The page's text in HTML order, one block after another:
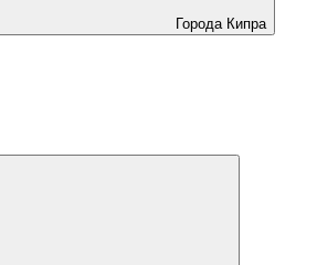
Города Кипра